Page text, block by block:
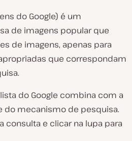
do Google) é um
de imagens popular que
de imagens, apenas para
que correspondam
do Google combina com a
do mecanismo de pesquisa.
consulta e clicar na lupa para